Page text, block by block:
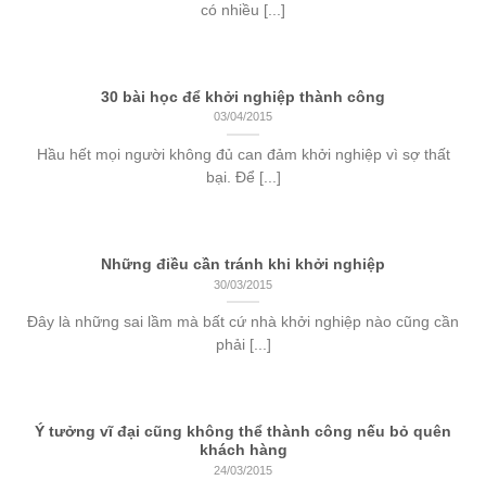
có nhiều [...]
30 bài học để khởi nghiệp thành công
03/04/2015
Hầu hết mọi người không đủ can đảm khởi nghiệp vì sợ thất
bại. Để [...]
Những điều cần tránh khi khởi nghiệp
30/03/2015
Đây là những sai lầm mà bất cứ nhà khởi nghiệp nào cũng cần
phải [...]
Ý tưởng vĩ đại cũng không thể thành công nếu bỏ quên
khách hàng
24/03/2015